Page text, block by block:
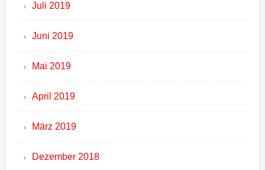
Juli 2019
Juni 2019
Mai 2019
April 2019
März 2019
Dezember 2018